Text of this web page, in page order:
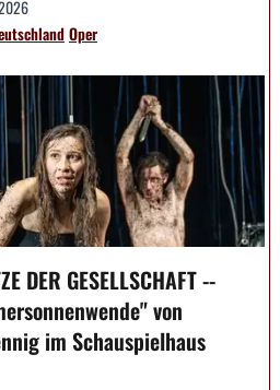
Oper
DER GESELLSCHAFT --
von
im Schauspielhaus